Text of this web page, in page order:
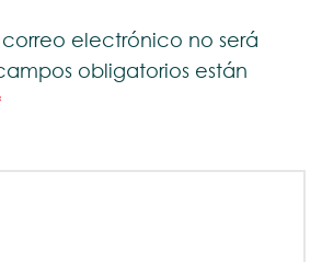
correo electrónico no será
obligatorios están